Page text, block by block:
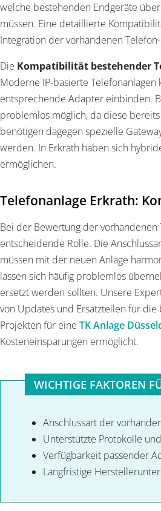
welche bestehenden Endgeräte
müssen. Eine detaillierte
Integration der vorhandenen
Die Kompatibilität bestehender
Moderne IP-basierte
entsprechende Adapter einbinden.
problemlos möglich, da diese
benötigen dagegen spezielle
werden. In Erkrath haben sich
ermöglichen.
Telefonanlage Erkrath:
Bei der Bewertung der
entscheidende Rolle. Die
müssen mit der neuen Anlage
lassen sich häufig problemlos
ersetzt werden sollten. Unsere
von Updates und Ersatzteilen für
Projekten für eine TK Anlage
Kosteneinsparungen ermöglicht.
WICHTIGE FAKTOREN
Anschlussart der
Unterstützte Protokolle
Verfügbarkeit passender
Langfristige